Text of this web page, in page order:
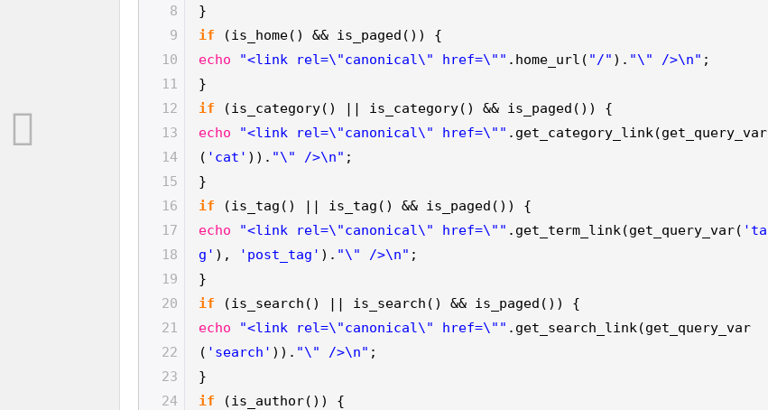
8
9
10
11
12
13
14
15
16
17
18
19
20
21
22
23
24
}
if
(is_home() && is_paged()) {
echo
"<link rel=\"canonical\" href=\"" .home_url( "/" ). "\" />\n" ;
}
if
(is_category() || is_category() && is_paged()) {
echo
"<link rel=\"canonical\" href=\"" .get_category_link(get_query_var
( 'cat' )). "\" />\n" ;
}
if
(is_tag() || is_tag() && is_paged()) {
echo
"<link rel=\"canonical\" href=\"" .get_term_link(get_query_var( 'ta
g' ), 'post_tag' ). "\" />\n" ;
}
if
(is_search() || is_search() && is_paged()) {
echo
"<link rel=\"canonical\" href=\"" .get_search_link(get_query_var
( 'search' )). "\" />\n" ;
}
if
(is_author()) {